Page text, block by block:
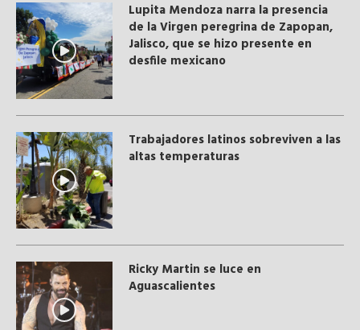
Lupita Mendoza narra la presencia
de la Virgen peregrina de Zapopan,
Jalisco, que se hizo presente en
desfile mexicano
Trabajadores latinos sobreviven a las
altas temperaturas
Ricky Martin se luce en
Aguascalientes